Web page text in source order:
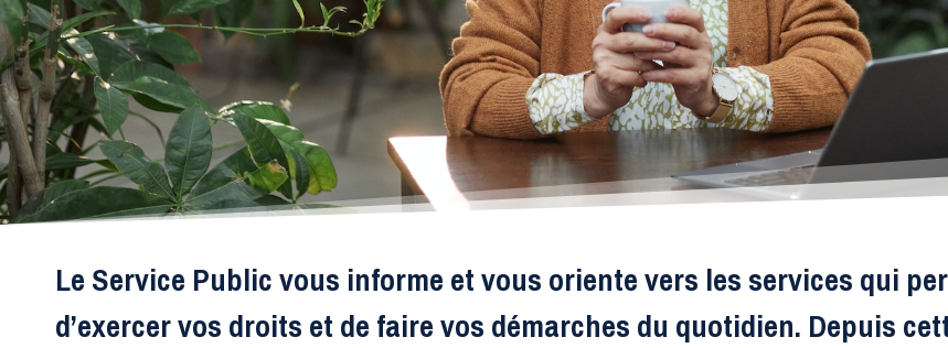
Le Service Public vous informe et vous oriente vers les services qui
d’exercer vos droits et de faire vos démarches du quotidien. Depuis